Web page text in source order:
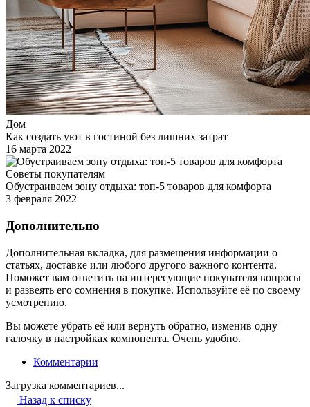
Дом
Как создать уют в гостиной без лишних затрат
16 марта 2022
Советы покупателям
Обустраиваем зону отдыха: топ-5 товаров для комфорта
3 февраля 2022
Дополнительно
Дополнительная вкладка, для размещения информации о
статьях, доставке или любого другого важного контента.
Поможет вам ответить на интересующие покупателя вопросы
и развеять его сомнения в покупке. Используйте её по своему
усмотрению.
Вы можете убрать её или вернуть обратно, изменив одну
галочку в настройках компонента. Очень удобно.
Комментарии
Загрузка комментариев...
Назад к списку